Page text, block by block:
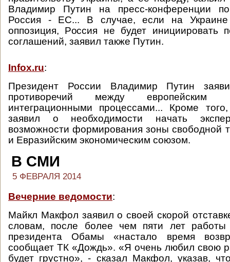
Владимир Путин на пресс-конференции
Россия - ЕС... В случае, если на Украине
оппозиция, Россия не будет инициировать
соглашений, заявил также Путин.
Infox.ru:
Президент России Владимир Путин
противоречий между европейским
интеграционными процессами... Кроме
заявил о необходимости начать
возможности формирования зоны свободной
и Евразийским экономическим союзом.
В СМИ
5 ФЕВРАЛЯ 2014
Вечерние ведомости:
Майкл Макфол заявил о своей скорой
словам, после более чем пяти лет работы
президента Обамы «настало время
сообщает ТК «Дождь». «Я очень любил свою
будет грустно», - сказал Макфол, указав,